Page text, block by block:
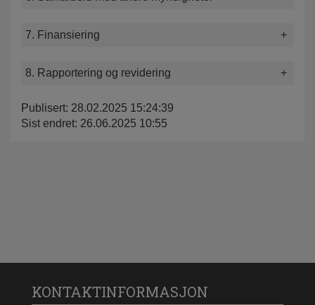
7. Finansiering
8. Rapportering og revidering
Publisert: 28.02.2025 15:24:39
Sist endret: 26.06.2025 10:55
KONTAKTINFORMASJON